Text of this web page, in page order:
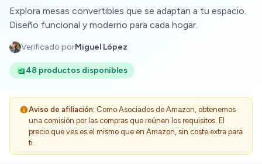
Explora mesas convertibles que se adaptan a tu espacio.
Diseño funcional y moderno para cada hogar.
Verificado porMiguel López
48 productos disponibles
Aviso de afiliación: Como Asociados de Amazon, obtenemos
una comisión por las compras que reúnen los requisitos. El
precio que ves es el mismo que en Amazon, sin coste extra para
ti.